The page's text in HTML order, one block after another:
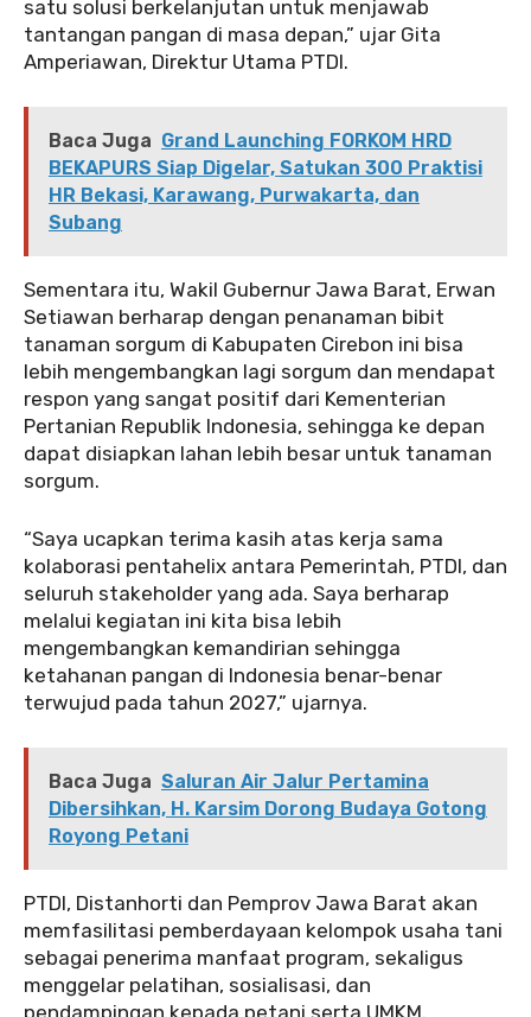
satu solusi berkelanjutan untuk menjawab
tantangan pangan di masa depan,” ujar Gita
Amperiawan, Direktur Utama PTDI.
Baca Juga Grand Launching FORKOM HRD
BEKAPURS Siap Digelar, Satukan 300 Praktisi
HR Bekasi, Karawang, Purwakarta, dan
Subang
Sementara itu, Wakil Gubernur Jawa Barat, Erwan
Setiawan berharap dengan penanaman bibit
tanaman sorgum di Kabupaten Cirebon ini bisa
lebih mengembangkan lagi sorgum dan mendapat
respon yang sangat positif dari Kementerian
Pertanian Republik Indonesia, sehingga ke depan
dapat disiapkan lahan lebih besar untuk tanaman
sorgum.
“Saya ucapkan terima kasih atas kerja sama
kolaborasi pentahelix antara Pemerintah, PTDI, dan
seluruh stakeholder yang ada. Saya berharap
melalui kegiatan ini kita bisa lebih
mengembangkan kemandirian sehingga
ketahanan pangan di Indonesia benar-benar
terwujud pada tahun 2027,” ujarnya.
Baca Juga Saluran Air Jalur Pertamina
Dibersihkan, H. Karsim Dorong Budaya Gotong
Royong Petani
PTDI, Distanhorti dan Pemprov Jawa Barat akan
memfasilitasi pemberdayaan kelompok usaha tani
sebagai penerima manfaat program, sekaligus
menggelar pelatihan, sosialisasi, dan
pendampingan kepada petani serta UMKM.